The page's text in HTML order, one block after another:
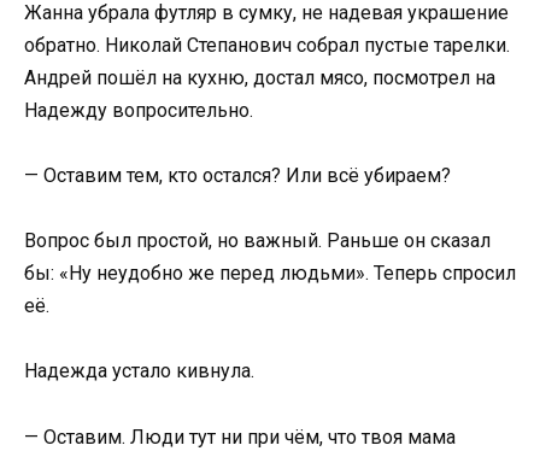
Жанна убрала футляр в сумку, не надевая украшение
обратно. Николай Степанович собрал пустые тарелки.
Андрей пошёл на кухню, достал мясо, посмотрел на
Надежду вопросительно.
— Оставим тем, кто остался? Или всё убираем?
Вопрос был простой, но важный. Раньше он сказал
бы: «Ну неудобно же перед людьми». Теперь спросил
её.
Надежда устало кивнула.
— Оставим. Люди тут ни при чём, что твоя мама